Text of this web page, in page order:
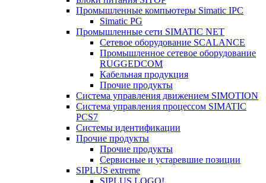
Промышленные компьютеры Simatic IPC
Simatic PG
Промышленные сети SIMATIC NET
Сетевое оборудование SCALANCE
Промышленное сетевое оборудование
RUGGEDCOM
Кабельная продукция
Прочие продукты
Система управления движением SIMOTION
Система управления процессом SIMATIC
PCS7
Системы идентификации
Прочие продукты
Прочие продукты
Сервисные и устаревшие позиции
SIPLUS extreme
SIPLUS LOGO!